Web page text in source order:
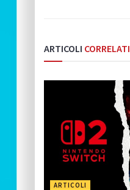
ARTICOLI CORRELATI
ARTICOLI